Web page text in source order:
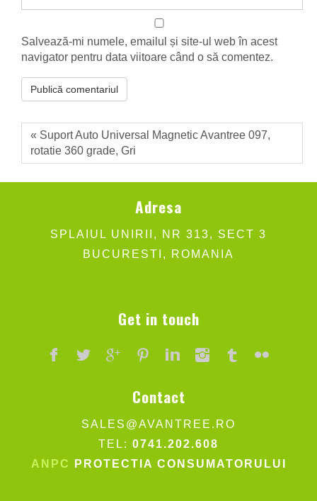
Salvează-mi numele, emailul și site-ul web în acest
navigator pentru data viitoare când o să comentez.
« Suport Auto Universal Magnetic Avantree 097,
rotatie 360 grade, Gri
Adresa
SPLAIUL UNIRII, NR 313, SECT 3
BUCURESTI, ROMANIA
Get in touch
Contact
SALES@AVANTREE.RO
TEL: 0741.202.608
ANPC
PROTECTIA CONSUMATORULUI